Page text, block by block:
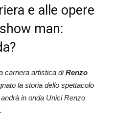
e alle opere
man:
carriera artistica diRenzo
la storia dello spettacolo
in onda Unici Renzo